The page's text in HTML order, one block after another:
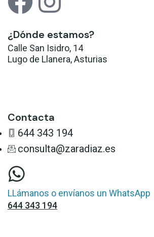
¿Dónde estamos?
Calle San Isidro, 14
Lugo de Llanera, Asturias
Contacta
644 343 194
consulta@zaradiaz.es
LLámanos o envíanos un WhatsApp
644 343 194